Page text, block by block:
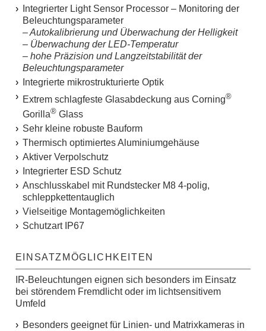
Integrierter Light Sensor Processor – Monitoring der
Beleuchtungsparameter
– Autokalibrierung und Überwachung der Helligkeit
– Überwachung der LED-Temperatur
– hohe Präzision und Langzeitstabilität der
Beleuchtungsparameter
Integrierte mikrostrukturierte Optik
Extrem schlagfeste Glasabdeckung aus Corning®
Gorilla®Glass
Sehr kleine robuste Bauform
Thermisch optimiertes Aluminiumgehäuse
Aktiver Verpolschutz
Integrierter ESD Schutz
Anschlusskabel mit Rundstecker M8 4-polig,
schleppkettentauglich
Vielseitige Montagemöglichkeiten
Schutzart IP67
EINSATZMÖGLICHKEITEN
IR-Beleuchtungen eignen sich besonders im Einsatz
bei störendem Fremdlicht oder im lichtsensitivem
Umfeld
Besonders geeignet für Linien- und Matrixkameras in